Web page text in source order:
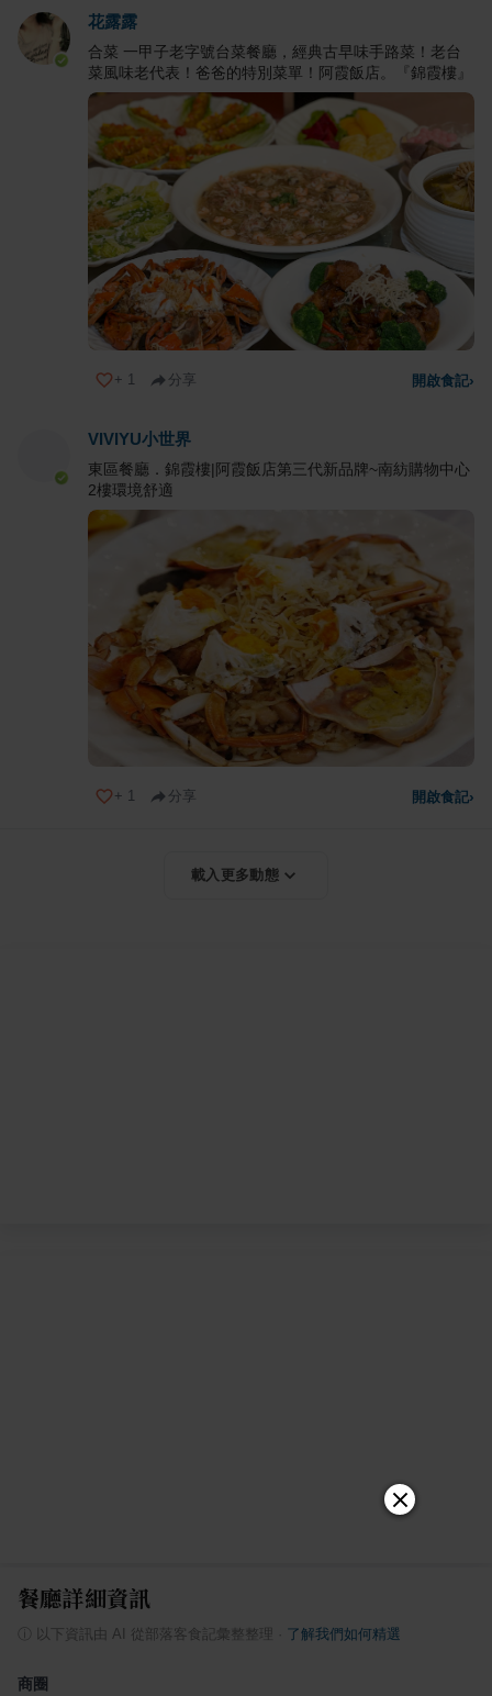
花露露
合菜 一甲子老字號台菜餐廳，經典古早味手路菜！老台
菜風味老代表！爸爸的特別菜單！阿霞飯店。『錦霞樓』
+ 1 分享 開啟食記›
VIVIYU小世界
東區餐廳．錦霞樓|阿霞飯店第三代新品牌~南紡購物中心
2樓環境舒適
+ 1 分享 開啟食記›
載入更多動態
餐廳詳細資訊
以下資訊由 AI 從部落客食記彙整整理 了解我們如何精選
商圈